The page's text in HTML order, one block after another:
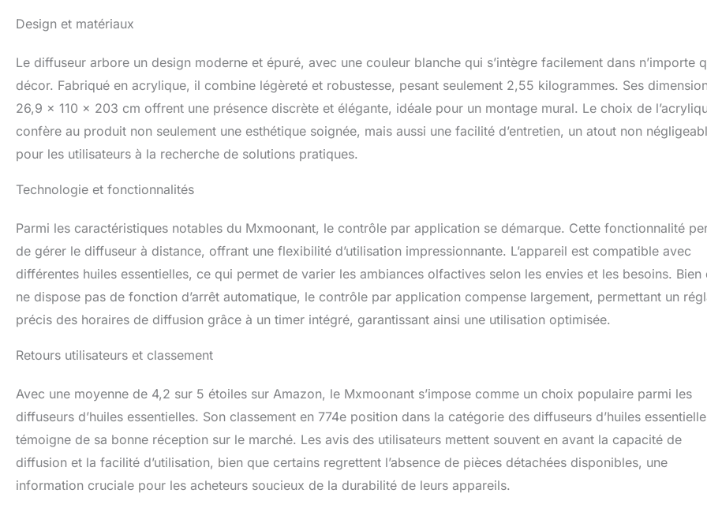
essentielle】Veuillez sélectionner le diffuseur d'arômes pour l'appareil
des huiles essentielles pour Reed Diffuser, l'effet de diffusion d'arômes de
l'appareil d'aromathérapie est étroitement lié au type d'huiles essentielles, si vous
n'êtes pas sûr que les huiles essentielles que vous sélectionnez conviennent à
l'appareil d'aromathérapie, veuillez nous contacter, nous vous fournirons les
critères de jugement.
Design et matériaux
Le diffuseur arbore un design moderne et épuré, avec une couleur blanche qui s’intègre facilement dans n’importe
décor. Fabriqué en acrylique, il combine légèreté et robustesse, pesant seulement 2,55 kilogrammes. Ses
26,9 x 110 x 203 cm offrent une présence discrète et élégante, idéale pour un montage mural. Le choix de
confère au produit non seulement une esthétique soignée, mais aussi une facilité d’entretien, un atout non
pour les utilisateurs à la recherche de solutions pratiques.
Technologie et fonctionnalités
Parmi les caractéristiques notables du Mxmoonant, le contrôle par application se démarque. Cette fonctionnalité
de gérer le diffuseur à distance, offrant une flexibilité d’utilisation impressionnante. L’appareil est compatible avec
différentes huiles essentielles, ce qui permet de varier les ambiances olfactives selon les envies et les besoins. Bien
ne dispose pas de fonction d’arrêt automatique, le contrôle par application compense largement, permettant un
précis des horaires de diffusion grâce à un timer intégré, garantissant ainsi une utilisation optimisée.
Retours utilisateurs et classement
Avec une moyenne de 4,2 sur 5 étoiles sur Amazon, le Mxmoonant s’impose comme un choix populaire parmi les
diffuseurs d’huiles essentielles. Son classement en 774e position dans la catégorie des diffuseurs d’huiles
témoigne de sa bonne réception sur le marché. Les avis des utilisateurs mettent souvent en avant la capacité de
diffusion et la facilité d’utilisation, bien que certains regrettent l’absence de pièces détachées disponibles, une
information cruciale pour les acheteurs soucieux de la durabilité de leurs appareils.